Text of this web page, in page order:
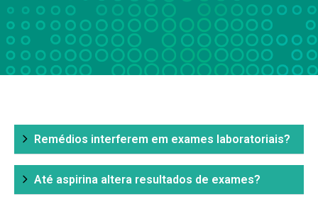
Remédios interferem em exames laboratoriais?
Até aspirina altera resultados de exames?